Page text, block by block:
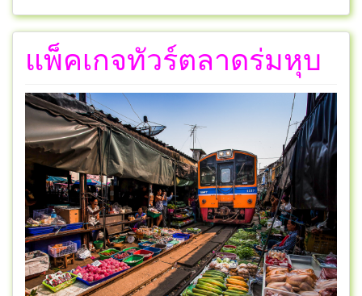
แพ็คเกจทัวร์ตลาดร่มหุบ